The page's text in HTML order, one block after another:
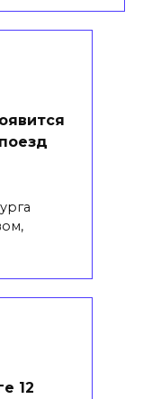
12